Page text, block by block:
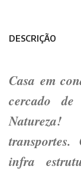
DESCRIÇÃO
Casa em
cercado
infra